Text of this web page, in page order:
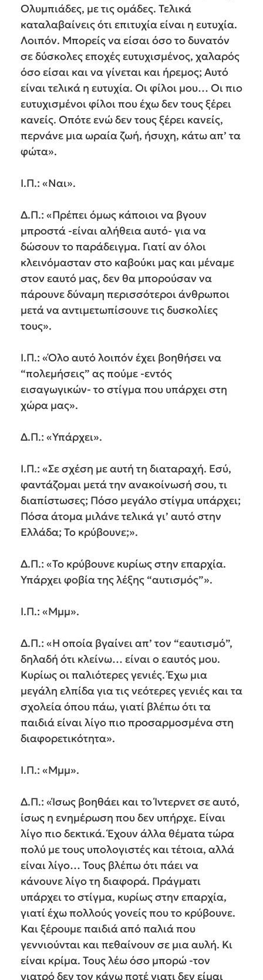
Ολυμπιάδες, με τις ομάδες. Τελικά
καταλαβαίνεις ότι επιτυχία είναι η ευτυχία.
Λοιπόν. Μπορείς να είσαι όσο το δυνατόν
σε δύσκολες εποχές ευτυχισμένος, χαλαρός
όσο είσαι και να γίνεται και ήρεμος; Αυτό
είναι τελικά η ευτυχία. Οι φίλοι μου… Οι πιο
ευτυχισμένοι φίλοι που έχω δεν τους ξέρει
κανείς. Οπότε ενώ δεν τους ξέρει κανείς,
περνάνε μια ωραία ζωή, ήσυχη, κάτω απ’ τα
φώτα».
Ι.Π.: «Ναι».
Δ.Π.: «Πρέπει όμως κάποιοι να βγουν
μπροστά -είναι αλήθεια αυτό- για να
δώσουν το παράδειγμα. Γιατί αν όλοι
κλεινόμασταν στο καβούκι μας και μέναμε
στον εαυτό μας, δεν θα μπορούσαν να
πάρουνε δύναμη περισσότεροι άνθρωποι
μετά να αντιμετωπίσουνε τις δυσκολίες
τους».
Ι.Π.: «Όλο αυτό λοιπόν έχει βοηθήσει να
“πολεμήσεις” ας πούμε -εντός
εισαγωγικών- το στίγμα που υπάρχει στη
χώρα μας».
Δ.Π.: «Υπάρχει».
Ι.Π.: «Σε σχέση με αυτή τη διαταραχή. Εσύ,
φαντάζομαι μετά την ανακοίνωσή σου, τι
διαπίστωσες; Πόσο μεγάλο στίγμα υπάρχει;
Πόσα άτομα μιλάνε τελικά γι’ αυτό στην
Ελλάδα; Το κρύβουνε;».
Δ.Π.: «Το κρύβουνε κυρίως στην επαρχία.
Υπάρχει φοβία της λέξης “αυτισμός”».
Ι.Π.: «Μμμ».
Δ.Π.: «Η οποία βγαίνει απ’ τον “εαυτισμό”,
δηλαδή ότι κλείνω… είναι ο εαυτός μου.
Κυρίως οι παλιότερες γενιές. Έχω μια
μεγάλη ελπίδα για τις νεότερες γενιές και τα
σχολεία όπου πάω, γιατί βλέπω ότι τα
παιδιά είναι λίγο πιο προσαρμοσμένα στη
διαφορετικότητα».
Ι.Π.: «Μμμ».
Δ.Π.: «Ίσως βοηθάει και το Ίντερνετ σε αυτό,
ίσως η ενημέρωση που δεν υπήρχε. Είναι
λίγο πιο δεκτικά. Έχουν άλλα θέματα τώρα
πολύ με τους υπολογιστές και τέτοια, αλλά
είναι λίγο… Τους βλέπω ότι πάει να
κάνουνε λίγο τη διαφορά. Πράγματι
υπάρχει το στίγμα, κυρίως στην επαρχία,
γιατί έχω πολλούς γονείς που το κρύβουνε.
Και ξέρουμε παιδιά από παλιά που
γεννιούνται και πεθαίνουν σε μια αυλή. Κι
είναι κρίμα. Τους λέω όσο μπορώ -τον
γιατρό δεν τον κάνω ποτέ γιατι δεν είμαι